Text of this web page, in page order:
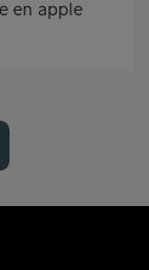
en apple